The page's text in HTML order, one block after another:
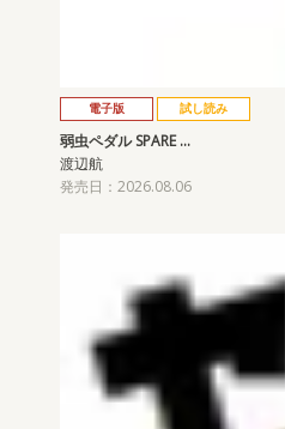
電子版 試し読み
弱虫ペダル SPARE …
渡辺航
発売日：2026.08.06